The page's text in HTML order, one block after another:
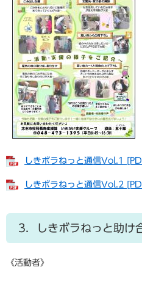
しきボラねっと通信Vol.1
しきボラねっと通信Vol.2
3．しきボラねっと助け
《活動者》